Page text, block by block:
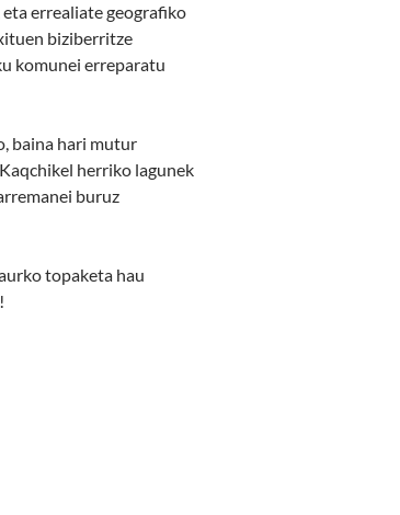
errealiate geografiko
biziberritze
komunei erreparatu
baina hari mutur
herriko lagunek
buruz
topaketa hau